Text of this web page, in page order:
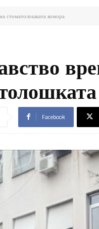
стоматолошката комора
Facebook